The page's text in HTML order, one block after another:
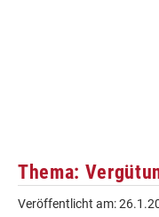
Thema:
Veröffentlicht am: